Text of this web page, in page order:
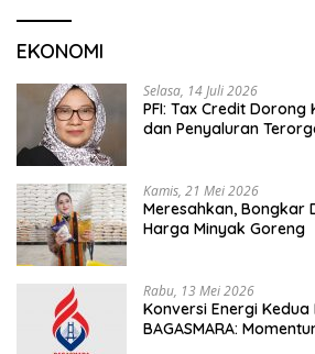
EKONOMI
Selasa, 14 Juli 2026
PFI: Tax Credit
dan Penyaluran
Kamis, 21 Mei 2026
Meresahkan, Bongkar
Harga Minyak Goreng
Rabu, 13 Mei 2026
Konversi Energi Kedua
BAGASMARA: